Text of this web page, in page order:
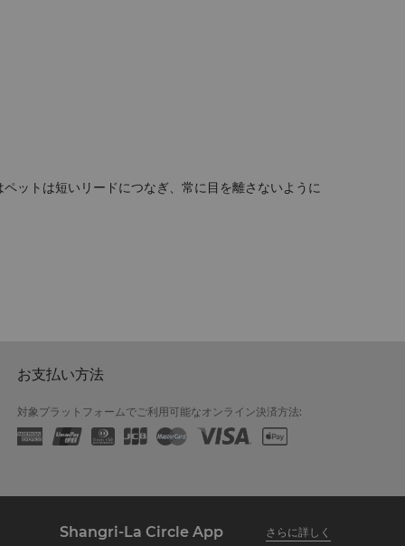
ットは短いリードにつなぎ、常に目を離さないように
お支払い方法
対象プラットフォームでご利用可能なオンライン決済方法:
Shangri-La Circle App
さらに詳しく